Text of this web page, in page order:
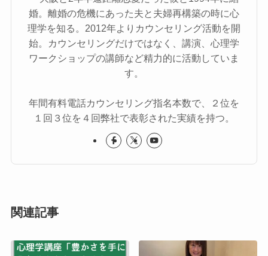
婚。離婚の危機にあった夫と夫婦再構築の時に心
理学を知る。2012年よりカウンセリング活動を開
始。カウンセリングだけではなく、講演、心理学
ワークショップの講師など精力的に活動していま
す。
年間有料電話カウンセリング指名本数で、２位を
１回３位を４回弊社で表彰された実績を持つ。
関連記事